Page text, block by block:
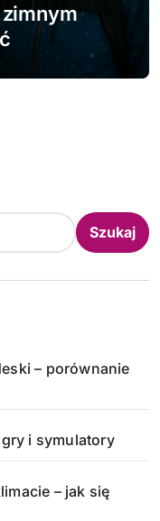
Szukaj
– porównanie
i symulatory
– jak się